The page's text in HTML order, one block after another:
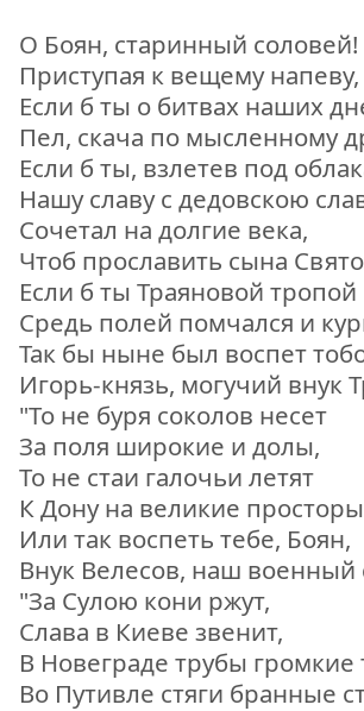
О Боян, старинный соловей!
Приступая к вещему напеву,
Если б ты о битвах наших
Пел, скача по мысленному
Если б ты, взлетев под
Нашу славу с дедовскою
Сочетал на долгие века,
Чтоб прославить сына
Если б ты Траяновой тропой
Средь полей помчался и
Так бы ныне был воспет
Игорь-князь, могучий внук
"То не буря соколов несет
За поля широкие и долы,
То не стаи галочьи летят
К Дону на великие
Или так воспеть тебе, Боян,
Внук Велесов, наш военный
"За Сулою кони ржут,
Слава в Киеве звенит,
В Новеграде трубы громкие
Во Путивле стяги бранные